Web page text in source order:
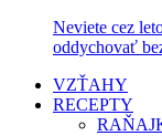
Neviete cez
oddychovať
VZŤAHY
RECEPTY